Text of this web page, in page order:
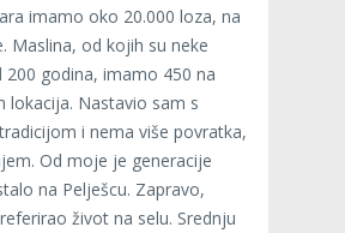
imamo oko 20.000 loza, na
Maslina, od kojih su neke
200 godina, imamo 450 na
lokacija. Nastavio sam s
i nema više povratka,
Od moje je generacije
na Pelješcu. Zapravo,
život na selu. Srednju